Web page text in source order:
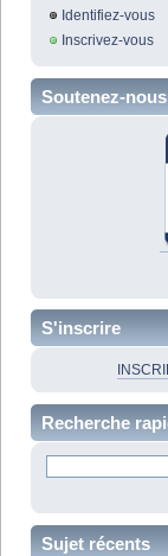
Identifiez-vous
Inscrivez-vous
Soutenez-nous
S'inscrire
Recherche
Sujet récents